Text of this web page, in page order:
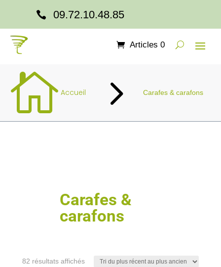
 09.72.10.48.85
Articles 0
 Accueil 5 Carafes & carafons
Carafes &
carafons
82 résultats affichésTrié